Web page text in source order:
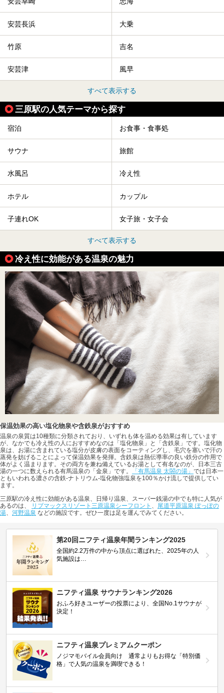
安芸長浜 大乗
竹原 吉名
安芸津 風早
すべて表示する
三原駅の人気テーマから探す
宿泊 お食事・食事処
サウナ 旅館
水風呂 冷え性
ホテル カップル
子連れOK 女子旅・女子会
すべて表示する
冷え性に効能がある温泉の魅力
保温効果の高い塩化物泉や含鉄泉がおすすめ
温泉の泉質は10種類に分類されており、いずれも体を温める効果は有しています
が、なかでも冷え性の人におすすめなのは「塩化物泉」と「含鉄泉」です。塩化物
泉は、お湯に含まれている塩分が皮膚の表面をコーティングし、毛穴を塞いで汗の
蒸発を妨げることによって保温効果を発揮。含鉄泉は熱伝導率の良い鉄分の作用で
体がよく温まります。その両方を兼ね備えているお湯として有名なのが、日本三古
湯の一つに数えられる有馬温泉の「金泉」です。
「有馬温泉 太閤の湯」 では日本一
ともいわれる濃さの含鉄-ナトリウム-塩化物強塩泉を100％かけ流しで提供してい
ます。
三原駅の冷え性に効能がある温泉、日帰り温泉、スーパー銭湯の中でも特に人気が
あるのは、
リブマックスリゾート三原温泉シーフロント 、 尾道平原温泉 ぽっぽの
湯、 河野温泉 などの施設です。ぜひ一度は足を運んでみてください。
第20回ニフティ温泉年間ランキング2025
全国約2.2万件の中から頂点に選ばれた、2025年の人
気施設は…
ニフティ温泉 サウナランキング2026
おふろ好きユーザーの投票により、全国No.1サウナが
決定！
ニフティ温泉プレミアムクーポン
ノジマモバイル会員向け 通常よりもお得な「特別価
格」で人気の温泉を満喫できる！